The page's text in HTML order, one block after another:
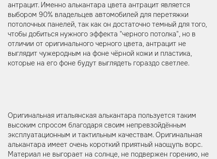
антрацит. Именно алькантара цвета антрацит является
выбором 90% владельцев автомобилей для перетяжки
потолочных панелей, так как он достаточно темный для того,
чтобы добиться нужного эффекта "черного потолка", но в
отличии от оригинального черного цвета, антрацит не
выглядит чужеродным на фоне чёрной кожи и пластика,
которые на его фоне будут выглядеть гораздо светлее.
Оригинальная итальянская алькантара пользуется таким
высоким спросом благодаря своим непревзойдённым
эксплуатационным и тактильным качествам. Оригинальная
алькантара имеет очень короткий приятный наощупь ворс.
Материал не выгорает на солнце, не подвержен горению, не